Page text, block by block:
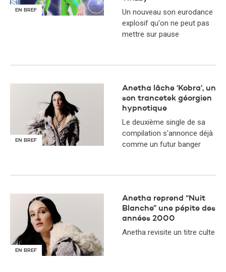
EN BREF
Un nouveau son eurodance
explosif qu'on ne peut pas
mettre sur pause
EN BREF
Anetha lâche ‘Kobra’, un
son trancetek géorgien
hypnotique
Le deuxième single de sa
compilation s'annonce déjà
comme un futur banger
EN BREF
Anetha reprend “Nuit
Blanche” une pépite des
années 2000
Anetha revisite un titre culte